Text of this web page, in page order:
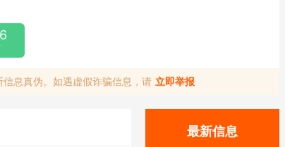
息真伪。如遇虚假诈骗信息，请 立即举报
最新信息